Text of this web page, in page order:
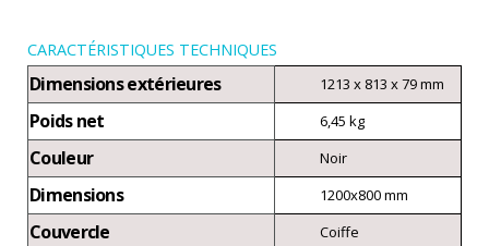
CARACTÉRISTIQUES TECHNIQUES
Dimensions extérieures 1213 x 813 x 79 mm
Poids net 6,45 kg
Couleur Noir
Dimensions 1200x800 mm
Couvercle Coiffe